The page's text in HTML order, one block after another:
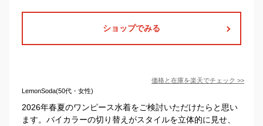
ショップでみる
価格と在庫を楽天でチェック >>
LemonSoda(50代・女性)
2026年春夏のワンピース水着をご検討いただけたらと思い
ます。バイカラーの切り替えがスタイルを立体的に見せ、